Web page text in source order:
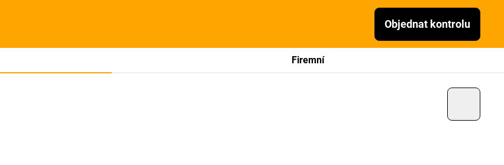
Objednat kontrolu
Firemní